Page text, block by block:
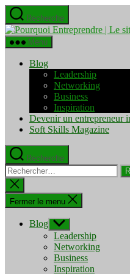
Aller
au
contenu
Recherche
Menu
Blog
Leadership
Networking
Business
Inspiration
Devenir un entrepreneur
Soft Skills Magazine
Recherche
Rechercher :
Fermer
la
recherche
Fermer le menu
Blog Afficher
le
sous-
menu
Leadership
Networking
Business
Inspiration